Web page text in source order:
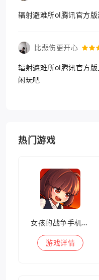
辐射避难所ol腾讯官方
比悲伤更开心
辐射避难所ol腾讯官方
闲玩吧
热门游戏
女孩的战争手机版(暂未上线)
游戏详情